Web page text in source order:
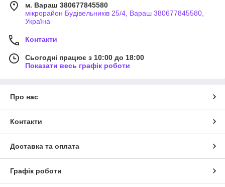
м. Вараш 380677845580
мікрорайон Будівельників 25/4, Вараш 380677845580,
Україна
Контакти
Сьогодні працює з 10:00 до 18:00
Показати весь графік роботи
Про нас
Контакти
Доставка та оплата
Графік роботи